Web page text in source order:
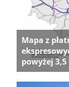
Mapa z
powyżej